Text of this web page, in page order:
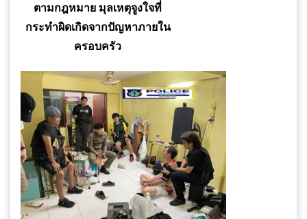
ตามกฎหมาย มุลเหตุจูงใจที่
กระทำผิดเกิดจากปัญหาภายใน
ครอบครัว